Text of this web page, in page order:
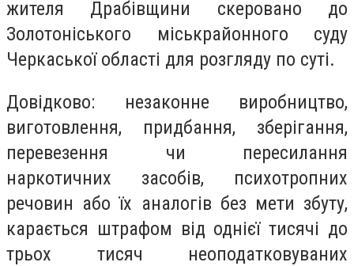
жителя Драбівщини скеровано до
Золотоніського міськрайонного суду
Черкаської області для розгляду по суті.
Довідково: незаконне виробництво,
виготовлення, придбання, зберігання,
перевезення чи пересилання
наркотичних засобів, психотропних
речовин або їх аналогів без мети збуту,
карається штрафом від однієї тисячі до
трьох тисяч неоподатковуваних